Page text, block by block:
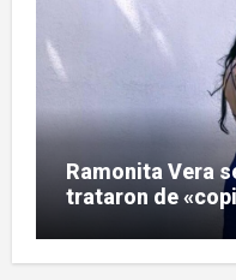
Ramonita Vera
trataron de